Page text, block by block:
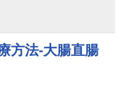
方法-大腸直腸